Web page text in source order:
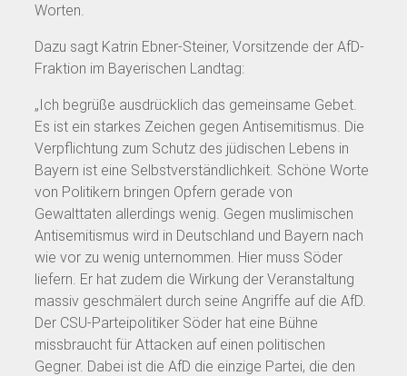
Worten.
Dazu sagt Katrin Ebner-Steiner, Vorsitzende der AfD-
Fraktion im Bayerischen Landtag:
„Ich begrüße ausdrücklich das gemeinsame Gebet.
Es ist ein starkes Zeichen gegen Antisemitismus. Die
Verpflichtung zum Schutz des jüdischen Lebens in
Bayern ist eine Selbstverständlichkeit. Schöne Worte
von Politikern bringen Opfern gerade von
Gewalttaten allerdings wenig. Gegen muslimischen
Antisemitismus wird in Deutschland und Bayern nach
wie vor zu wenig unternommen. Hier muss Söder
liefern. Er hat zudem die Wirkung der Veranstaltung
massiv geschmälert durch seine Angriffe auf die AfD.
Der CSU-Parteipolitiker Söder hat eine Bühne
missbraucht für Attacken auf einen politischen
Gegner. Dabei ist die AfD die einzige Partei, die den